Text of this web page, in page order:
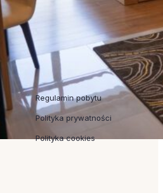
Regulaminy
Regulamin pobytu
Polityka prywatności
Polityka cookies